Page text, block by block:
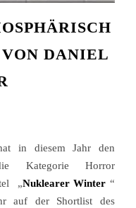
DANIEL
in diesem Jahr den
Kategorie Horror
„Nuklearer Winter “
auf der Shortlist des